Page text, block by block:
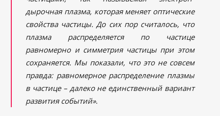
дырочная плазма, которая меняет оптические
свойства частицы. До сих пор считалось, что
плазма распределяется по частице
равномерно и симметрия частицы при этом
сохраняется. Мы показали, что это не совсем
правда: равномерное распределение плазмы
в частице – далеко не единственный вариант
развития событий».